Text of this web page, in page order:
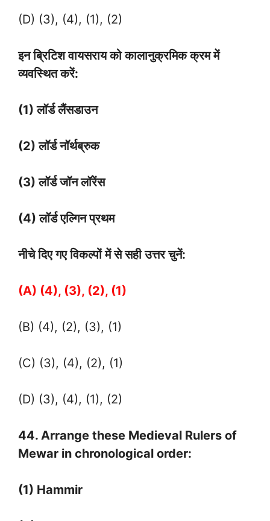
(D) (3), (4), (1), (2)
इन ब्रिटिश वायसराय को कालानुक्रमिक क्रम में
व्यवस्थित करें:
(1) लॉर्ड लैंसडाउन
(2) लॉर्ड नॉर्थब्रुक
(3) लॉर्ड जॉन लॉरेंस
(4) लॉर्ड एल्गिन प्रथम
नीचे दिए गए विकल्पों में से सही उत्तर चुनें:
(A) (4), (3), (2), (1)
(B) (4), (2), (3), (1)
(C) (3), (4), (2), (1)
(D) (3), (4), (1), (2)
44. Arrange these Medieval Rulers of
Mewar in chronological order:
(1) Hammir